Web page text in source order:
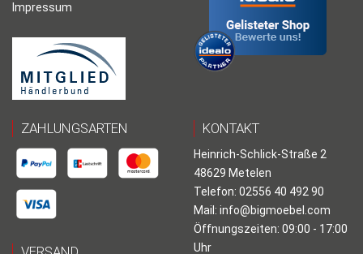
Impressum
ZAHLUNGSARTEN KONTAKT
Heinrich-Schlick-Straße 2
48629 Metelen
Telefon: 02556 40 492 90
Mail: info@bigmoebel.com
Öffnungszeiten: 09:00 - 17:00
Uhr